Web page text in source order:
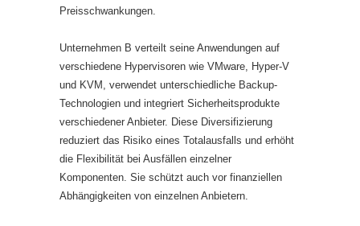
Preisschwankungen.
Unternehmen B verteilt seine Anwendungen auf
verschiedene Hypervisoren wie VMware, Hyper-V
und KVM, verwendet unterschiedliche Backup-
Technologien und integriert Sicherheitsprodukte
verschiedener Anbieter. Diese Diversifizierung
reduziert das Risiko eines Totalausfalls und erhöht
die Flexibilität bei Ausfällen einzelner
Komponenten. Sie schützt auch vor finanziellen
Abhängigkeiten von einzelnen Anbietern.